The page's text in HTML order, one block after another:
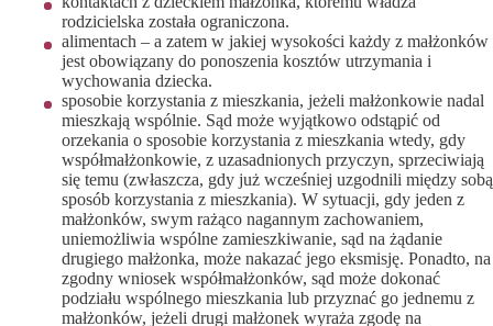
rodzicielska została ograniczona.
alimentach – a zatem w jakiej wysokości każdy z małżonków
jest obowiązany do ponoszenia kosztów utrzymania i
wychowania dziecka.
sposobie korzystania z mieszkania, jeżeli małżonkowie nadal
mieszkają wspólnie. Sąd może wyjątkowo odstąpić od
orzekania o sposobie korzystania z mieszkania wtedy, gdy
współmałżonkowie, z uzasadnionych przyczyn, sprzeciwiają
się temu (zwłaszcza, gdy już wcześniej uzgodnili między sobą
sposób korzystania z mieszkania). W sytuacji, gdy jeden z
małżonków, swym rażąco nagannym zachowaniem,
uniemożliwia wspólne zamieszkiwanie, sąd na żądanie
drugiego małżonka, może nakazać jego eksmisję. Ponadto, na
zgodny wniosek współmałżonków, sąd może dokonać
podziału wspólnego mieszkania lub przyznać go jednemu z
małżonków, jeżeli drugi małżonek wyraża zgodę na